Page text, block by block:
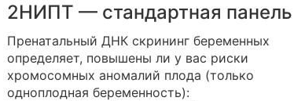
2НИПТ — стандартная панель
Пренатальный ДНК скрининг беременных
определяет, повышены ли у вас риски
хромосомных аномалий плода (только
одноплодная беременность):